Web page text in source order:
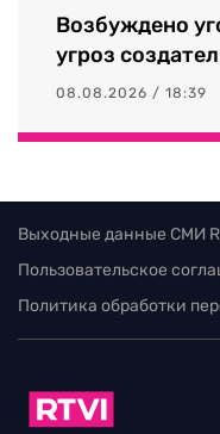
Возбуждено
угроз
08.08.2026 / 18:39
Выходные данные СМИ
Пользовательское
Политика обработки